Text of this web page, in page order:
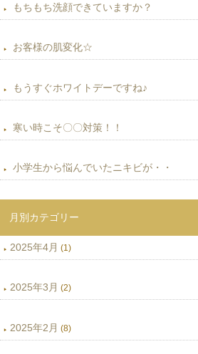
もちもち洗顔できていますか？
お客様の肌変化☆
もうすぐホワイトデーですね♪
寒い時こそ〇〇対策！！
小学生から悩んでいたニキビが・・
月別カテゴリー
2025年4月 (1)
2025年3月 (2)
2025年2月 (8)